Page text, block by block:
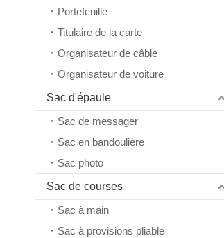
Portefeuille
Titulaire de la carte
Organisateur de câble
Organisateur de voiture
Sac d'épaule
Sac de messager
Sac en bandoulière
Sac photo
Sac de courses
Sac à main
Sac à provisions pliable